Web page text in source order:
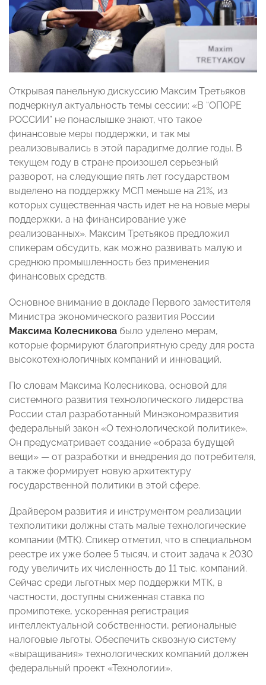
Открывая панельную дискуссию Максим Третьяков
подчеркнул актуальность темы сессии: «В “ОПОРЕ
РОССИИ” не понаслышке знают, что такое
финансовые меры поддержки, и так мы
реализовывались в этой парадигме долгие годы. В
текущем году в стране произошел серьезный
разворот, на следующие пять лет государством
выделено на поддержку МСП меньше на 21%, из
которых существенная часть идет не на новые меры
поддержки, а на финансирование уже
реализованных». Максим Третьяков предложил
спикерам обсудить, как можно развивать малую и
среднюю промышленность без применения
финансовых средств.
Основное внимание в докладе Первого заместителя
Министра экономического развития России
Максима Колесникова было уделено мерам,
которые формируют благоприятную среду для роста
высокотехнологичных компаний и инноваций.
По словам Максима Колесникова, основой для
системного развития технологического лидерства
России стал разработанный Минэкономразвития
федеральный закон «О технологической политике».
Он предусматривает создание «образа будущей
вещи» — от разработки и внедрения до потребителя,
а также формирует новую архитектуру
государственной политики в этой сфере.
Драйвером развития и инструментом реализации
техполитики должны стать малые технологические
компании (МТК). Спикер отметил, что в специальном
реестре их уже более 5 тысяч, и стоит задача к 2030
году увеличить их численность до 11 тыс. компаний.
Сейчас среди льготных мер поддержки МТК, в
частности, доступны сниженная ставка по
промипотеке, ускоренная регистрация
интеллектуальной собственности, региональные
налоговые льготы. Обеспечить сквозную систему
«выращивания» технологических компаний должен
федеральный проект «Технологии».